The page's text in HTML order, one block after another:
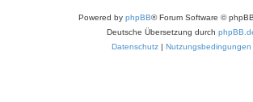
Powered by phpBB® Forum Software ©
Deutsche Übersetzung durch
Datenschutz | Nutzungsbedingungen